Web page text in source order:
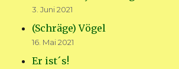
3. Juni 2021
(Schräge) Vögel
16. Mai 2021
Er ist´s!